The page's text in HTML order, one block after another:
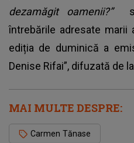
dezamăgit oamenii?”
întrebările adresate marii
ediția de duminică a
Denise Rifai”, difuzată de
MAI MULTE DESPRE:
Carmen Tănase